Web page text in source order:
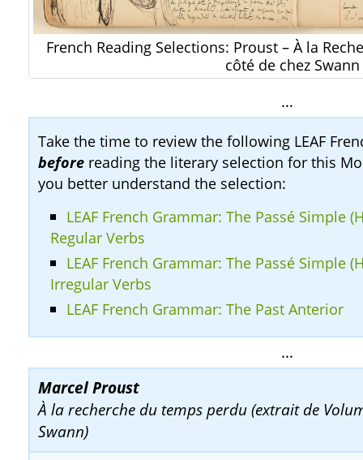
French Reading Selections: Proust – À la
côté de chez Swann
…
Take the time to review the following LEAF
before reading the literary selection for this
you better understand the selection:
LEAF French Grammar: The Passé Simple
Regular Verbs
LEAF French Grammar: The Passé Simple
Irregular Verbs
LEAF French Grammar: The Past Anterior
…
Marcel Proust
À la recherche du temps perdu (extrait de
Swann)